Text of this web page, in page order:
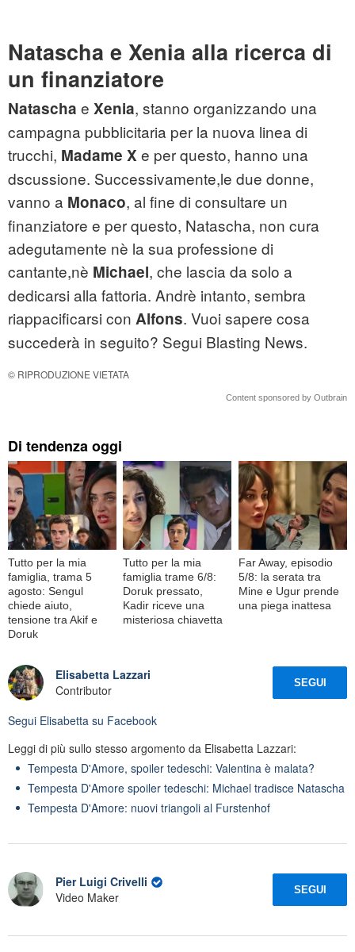
Natascha e Xenia alla ricerca di
un finanziatore
Natascha e Xenia, stanno organizzando una
campagna pubblicitaria per la nuova linea di
trucchi, Madame Xe per questo, hanno una
dscussione. Successivamente,le due donne,
vanno a Monaco, al fine di consultare un
finanziatore e per questo, Natascha, non cura
adegutamente nè la sua professione di
cantante,nè Michael, che lascia da solo a
dedicarsi alla fattoria. Andrè intanto, sembra
riappacificarsi con Alfons. Vuoi sapere cosa
succederà in seguito? Segui Blasting News.
© RIPRODUZIONE VIETATA
Content sponsored by Outbrain
Di tendenza oggi
Tutto per la mia
famiglia, trama 5
agosto: Sengul
chiede aiuto,
tensione tra Akif e
Doruk
Tutto per la mia
famiglia trame 6/8:
Doruk pressato,
Kadir riceve una
misteriosa chiavetta
Far Away, episodio
5/8: la serata tra
Mine e Ugur prende
una piega inattesa
Elisabetta Lazzari
Contributor
SEGUI
Segui Elisabetta su Facebook
Leggi di più sullo stesso argomento da Elisabetta Lazzari:
Tempesta D'Amore, spoiler tedeschi: Valentina è malata?
Tempesta D'Amore spoiler tedeschi: Michael tradisce Natascha
Tempesta D'Amore: nuovi triangoli al Furstenhof
Pier Luigi Crivelli
Video Maker
SEGUI